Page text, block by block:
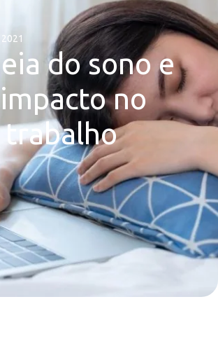
do sono e
no
trabalho